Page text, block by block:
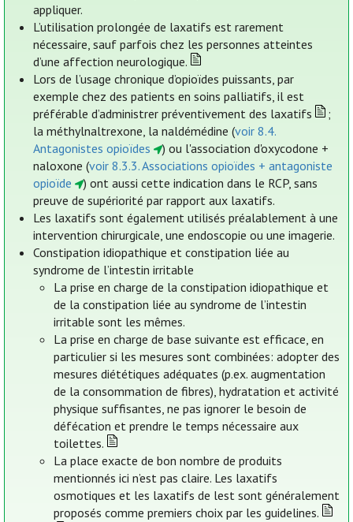
appliquer.
L’utilisation prolongée de laxatifs est rarement
nécessaire, sauf parfois chez les personnes atteintes
d’une affection neurologique.
Lors de l’usage chronique d’opioïdes puissants, par
exemple chez des patients en soins palliatifs, il est
préférable d’administrer préventivement des laxatifs
;
la méthylnaltrexone, la naldémédine (voir 8.4.
Antagonistes opioïdes
) ou l'association d'oxycodone +
naloxone (voir 8.3.3. Associations opioïdes + antagoniste
opioïde
) ont aussi cette indication dans le RCP, sans
preuve de supériorité par rapport aux laxatifs.
Les laxatifs sont également utilisés préalablement à une
intervention chirurgicale, une endoscopie ou une imagerie.
Constipation idiopathique et constipation liée au
syndrome de l’intestin irritable
La prise en charge de la constipation idiopathique et
de la constipation liée au syndrome de l’intestin
irritable sont les mêmes.
La prise en charge de base suivante est efficace, en
particulier si les mesures sont combinées: adopter des
mesures diététiques adéquates (p.ex. augmentation
de la consommation de fibres), hydratation et activité
physique suffisantes, ne pas ignorer le besoin de
défécation et prendre le temps nécessaire aux
toilettes.
La place exacte de bon nombre de produits
mentionnés ici n’est pas claire. Les laxatifs
osmotiques et les laxatifs de lest sont généralement
proposés comme premiers choix par les guidelines.